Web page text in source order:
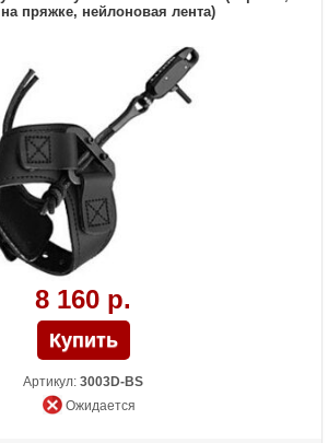
пряжке, нейлоновая лента)
8 160 р.
Артикул: 3003D-BS
Ожидается